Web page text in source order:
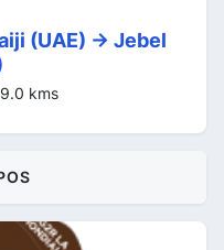
(UAE) -> Jebel
kms